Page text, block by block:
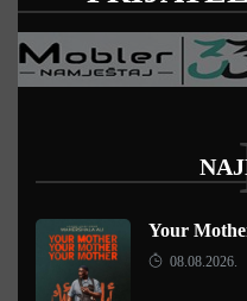
Your
08.08.2026.